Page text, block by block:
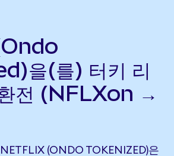
을(를) 터키 리
전 (NFLXon →
(ONDO TOKENIZED)은